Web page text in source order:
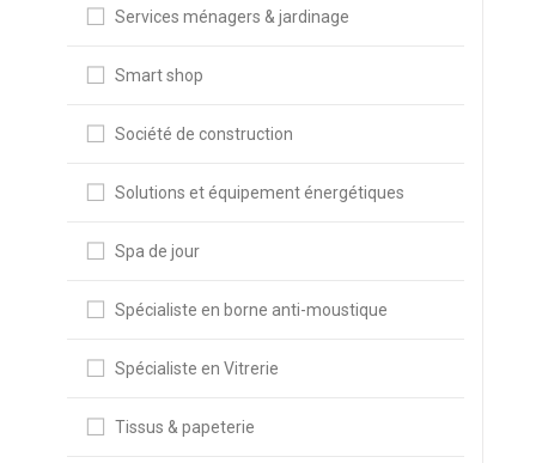
Services ménagers & jardinage
Smart shop
Société de construction
Solutions et équipement énergétiques
Spa de jour
Spécialiste en borne anti-moustique
Spécialiste en Vitrerie
Tissus & papeterie